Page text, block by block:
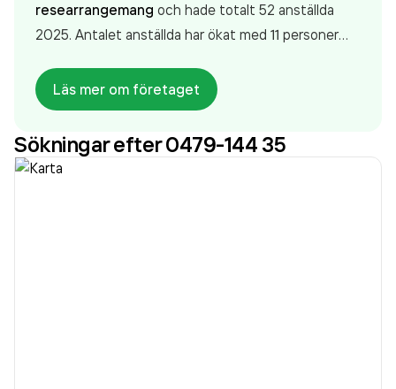
researrangemang och hade totalt 52 anställda
2025. Antalet anställda har ökat med 11 personer
företaget. Bolaget är ett aktiebolag som varit aktivt
sedan 1988. Swanson’s Travel
264 481 000,00 kr
senaste räkenskapsåret (2025).
Läs mer om företaget
Sökningar efter 0479-144 35